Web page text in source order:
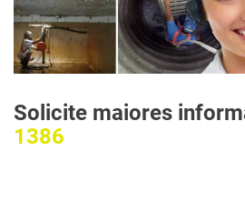
Solicite maiores
1386